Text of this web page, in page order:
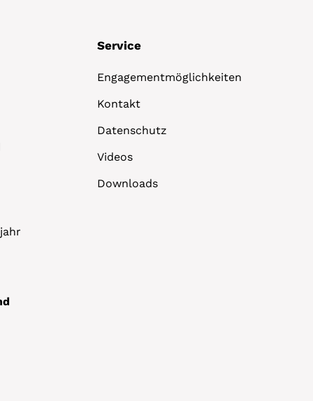
Service
Engagementmöglichkeiten
Kontakt
Datenschutz
Videos
Downloads